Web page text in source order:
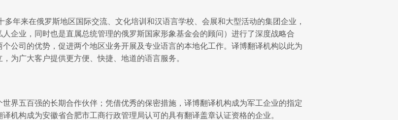
年来在俄罗斯地区国际交流、文化培训和汉语言学校、会展和大型活动的集团企业，
企业，同时也是直属总统管理的俄罗斯国家形象基金会的顾问）进行了深度战略合
公司的优势，促进两个地区业务开展及专业语言的本地化工作。译博翻译机构以此为
为广大客户提供更方便、快捷、地道的语言服务。
界五百强的长期合作伙伴；凭借优秀的保密措施，译博翻译机构成为军工企业的指定
机构成为安徽省合肥市工商行政管理局认可的具有翻译盖章认证资格的企业。